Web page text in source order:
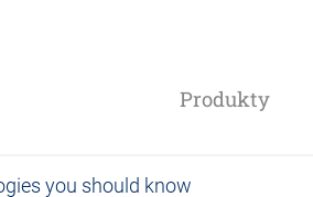
Produkty
you should know